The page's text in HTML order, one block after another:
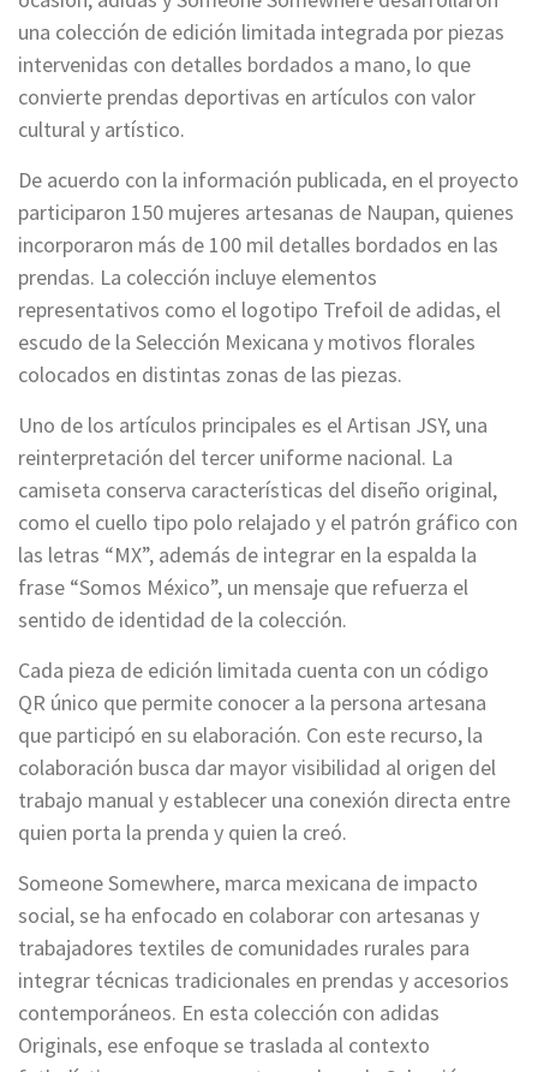
una colección de edición limitada integrada por piezas
intervenidas con detalles bordados a mano, lo que
convierte prendas deportivas en artículos con valor
cultural y artístico.
De acuerdo con la información publicada, en el proyecto
participaron 150 mujeres artesanas de Naupan, quienes
incorporaron más de 100 mil detalles bordados en las
prendas. La colección incluye elementos
representativos como el logotipo Trefoil de adidas, el
escudo de la Selección Mexicana y motivos florales
colocados en distintas zonas de las piezas.
Uno de los artículos principales es el Artisan JSY, una
reinterpretación del tercer uniforme nacional. La
camiseta conserva características del diseño original,
como el cuello tipo polo relajado y el patrón gráfico con
las letras “MX”, además de integrar en la espalda la
frase “Somos México”, un mensaje que refuerza el
sentido de identidad de la colección.
Cada pieza de edición limitada cuenta con un código
QR único que permite conocer a la persona artesana
que participó en su elaboración. Con este recurso, la
colaboración busca dar mayor visibilidad al origen del
trabajo manual y establecer una conexión directa entre
quien porta la prenda y quien la creó.
Someone Somewhere, marca mexicana de impacto
social, se ha enfocado en colaborar con artesanas y
trabajadores textiles de comunidades rurales para
integrar técnicas tradicionales en prendas y accesorios
contemporáneos. En esta colección con adidas
Originals, ese enfoque se traslada al contexto